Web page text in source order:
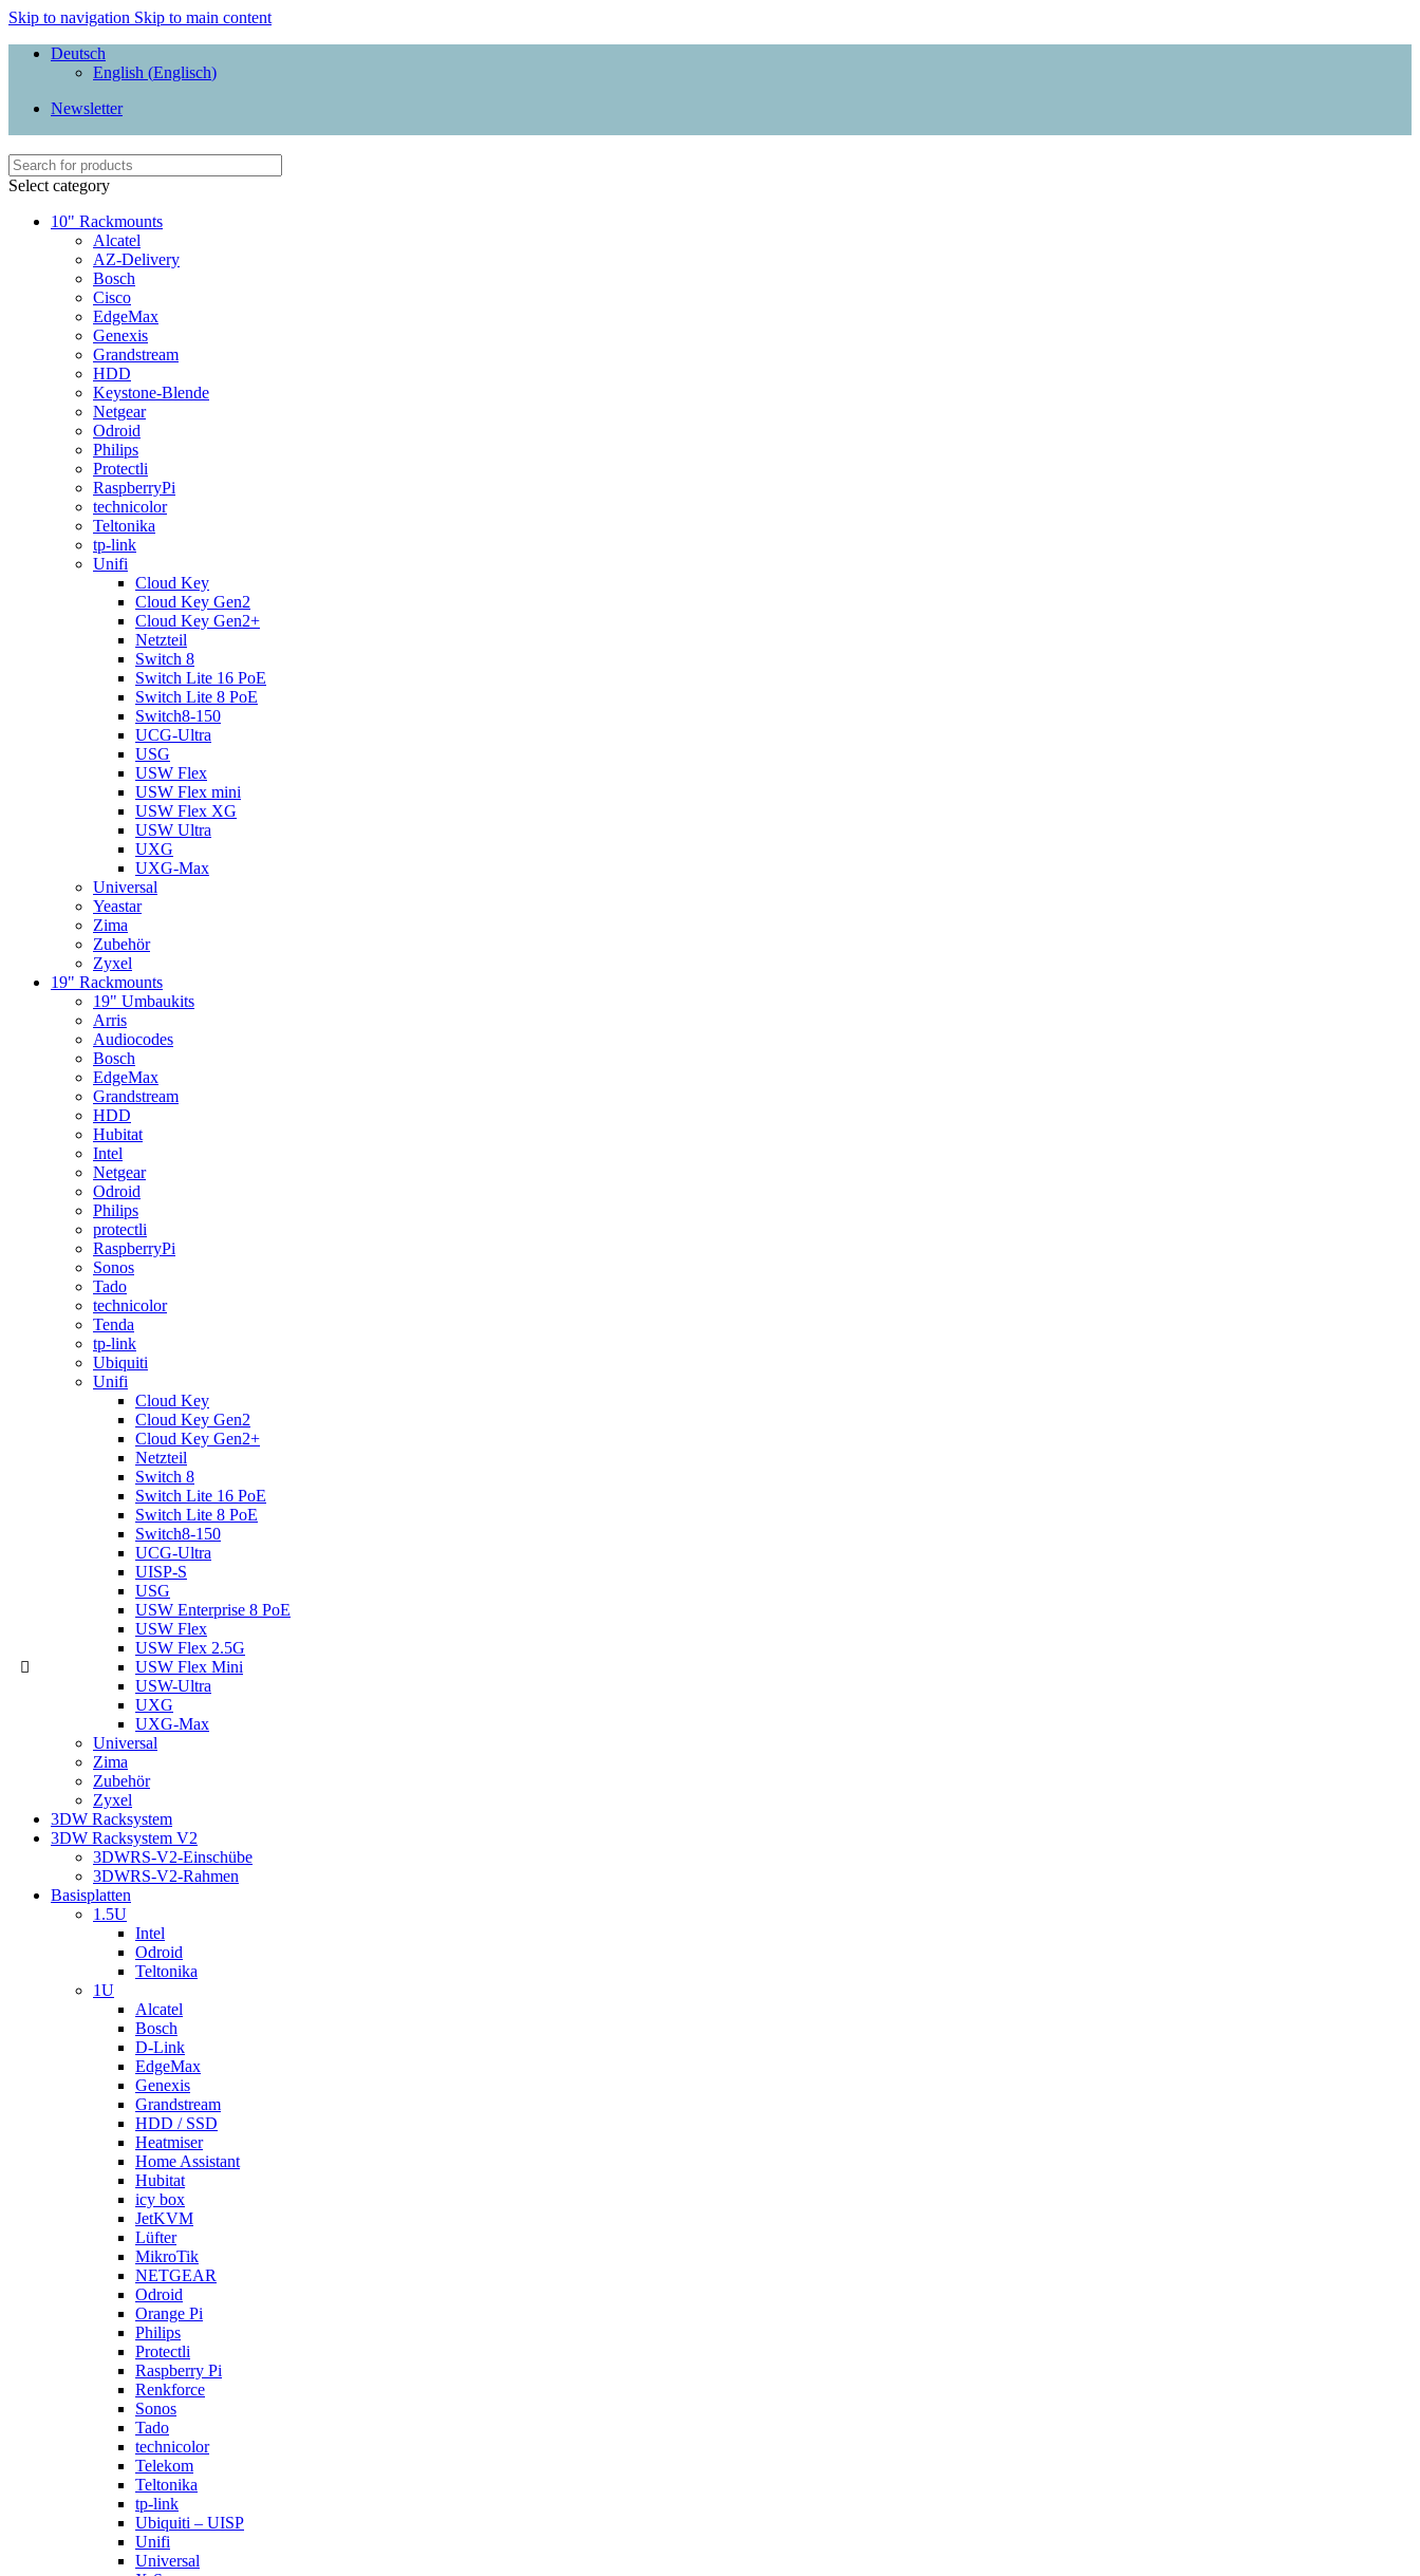
Skip to navigation Skip to main content
Deutsch
English (Englisch)
Newsletter
Select category
10" Rackmounts
Alcatel
AZ-Delivery
Bosch
Cisco
EdgeMax
Genexis
Grandstream
HDD
Keystone-Blende
Netgear
Odroid
Philips
Protectli
RaspberryPi
technicolor
Teltonika
tp-link
Unifi
Cloud Key
Cloud Key Gen2
Cloud Key Gen2+
Netzteil
Switch 8
Switch Lite 16 PoE
Switch Lite 8 PoE
Switch8-150
UCG-Ultra
USG
USW Flex
USW Flex mini
USW Flex XG
USW Ultra
UXG
UXG-Max
Universal
Yeastar
Zima
Zubehör
Zyxel
19" Rackmounts
19" Umbaukits
Arris
Audiocodes
Bosch
EdgeMax
Grandstream
HDD
Hubitat
Intel
Netgear
Odroid
Philips
protectli
RaspberryPi
Sonos
Tado
technicolor
Tenda
tp-link
Ubiquiti
Unifi
Cloud Key
Cloud Key Gen2
Cloud Key Gen2+
Netzteil
Switch 8
Switch Lite 16 PoE
Switch Lite 8 PoE
Switch8-150
UCG-Ultra
UISP-S
USG
USW Enterprise 8 PoE
USW Flex
USW Flex 2.5G
USW Flex Mini
USW-Ultra
UXG
UXG-Max
Universal
Zima
Zubehör
Zyxel
3DW Racksystem
3DW Racksystem V2
3DWRS-V2-Einschübe
3DWRS-V2-Rahmen
Basisplatten
1.5U
Intel
Odroid
Teltonika
1U
Alcatel
Bosch
D-Link
EdgeMax
Genexis
Grandstream
HDD / SSD
Heatmiser
Home Assistant
Hubitat
icy box
JetKVM
Lüfter
MikroTik
NETGEAR
Odroid
Orange Pi
Philips
Protectli
Raspberry Pi
Renkforce
Sonos
Tado
technicolor
Telekom
Teltonika
tp-link
Ubiquiti – UISP
Unifi
Universal